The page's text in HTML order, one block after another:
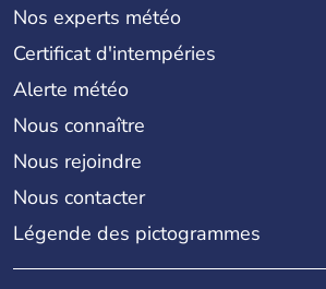
Nos experts météo
Certificat d'intempéries
Alerte météo
Nous connaître
Nous rejoindre
Nous contacter
Légende des pictogrammes